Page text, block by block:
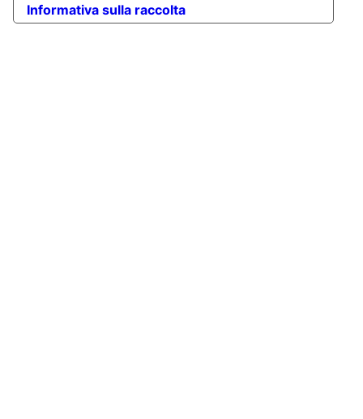
Informativa sulla raccolta